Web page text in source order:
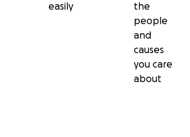
easily
the
people
and
causes
you care
about